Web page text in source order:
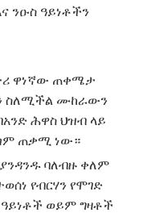
ንዑስ ዓይነቶችን
ዋነኛው ጠቀሜታ
ስለሚችል ሙከራውን
ሕዋስ ህዝብ ላይ
ጠቃሚ ነው።
ባለብዙ ቀለም
የብርሃን የሞገድ
ወይም ግዛቶች